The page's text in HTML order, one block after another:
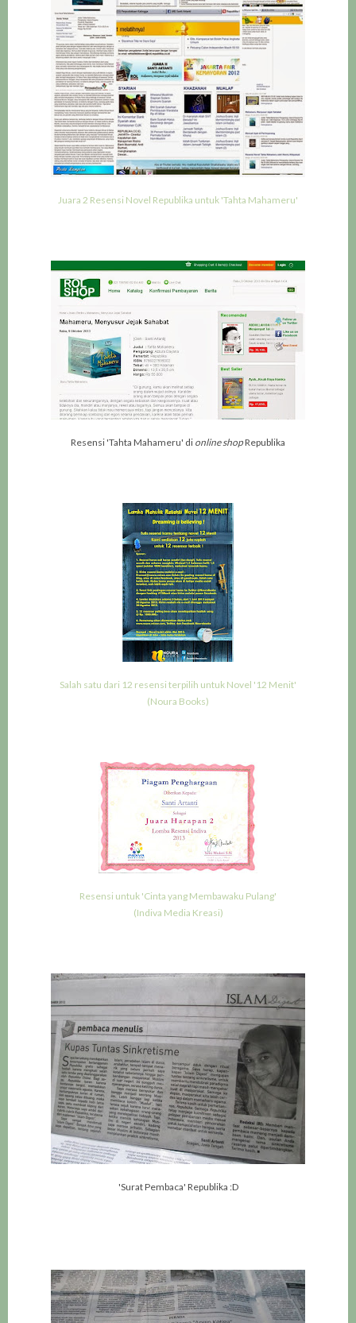
Juara 2 Resensi Novel Republika untuk 'Tahta Mahameru'
Resensi 'Tahta Mahameru' di online shopRepublika
Salah satu dari 12 resensi terpilih untuk Novel '12 Menit'
(Noura Books)
Resensi untuk 'Cinta yang Membawaku Pulang'
(Indiva Media Kreasi)
'Surat Pembaca' Republika :D